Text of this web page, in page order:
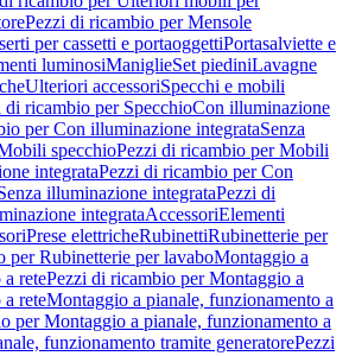
Pezzi di ricambio per Mensole
per cassetti e portaoggettiPortasalviette e
luminosiManiglieSet piediniLavagne
Ulteriori accessoriSpecchi e mobili
di ricambio per SpecchioCon illuminazione
per Con illuminazione integrataSenza
specchioPezzi di ricambio per Mobili
integrataPezzi di ricambio per Con
illuminazione integrataPezzi di
integrataAccessoriElementi
Prese elettricheRubinettiRubinetterie per
per Rubinetterie per lavaboMontaggio a
retePezzi di ricambio per Montaggio a
reteMontaggio a pianale, funzionamento a
per Montaggio a pianale, funzionamento a
funzionamento tramite generatorePezzi